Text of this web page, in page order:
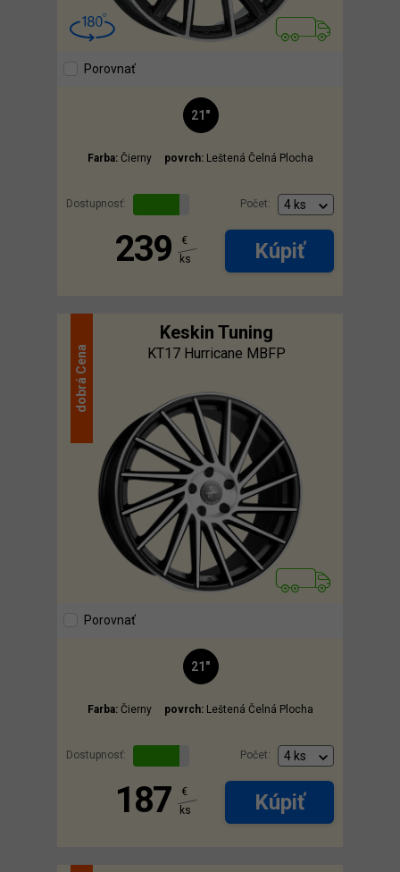
Porovnať
21"
Farba: Čierny povrch: Leštená Čelná Plocha
Dostupnosť: Počet:
239
€
ks
Kúpiť
Keskin Tuning
KT17 Hurricane MBFP
dobrá
Cena
Porovnať
21"
Farba: Čierny povrch: Leštená Čelná Plocha
Dostupnosť: Počet:
187
€
ks
Kúpiť